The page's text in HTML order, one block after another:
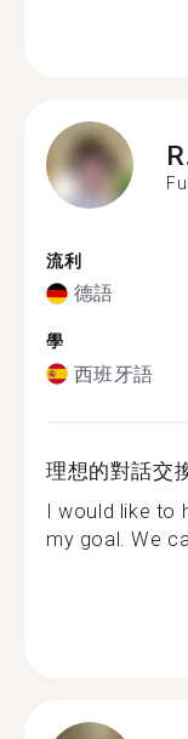
流利
德語
學
西班牙語
理想的對話交
I would like to
my goal. We